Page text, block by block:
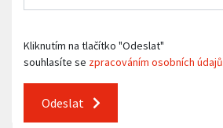
Kliknutím na tlačítko "Odeslat"
souhlasíte se zpracováním osobních údajů
Odeslat